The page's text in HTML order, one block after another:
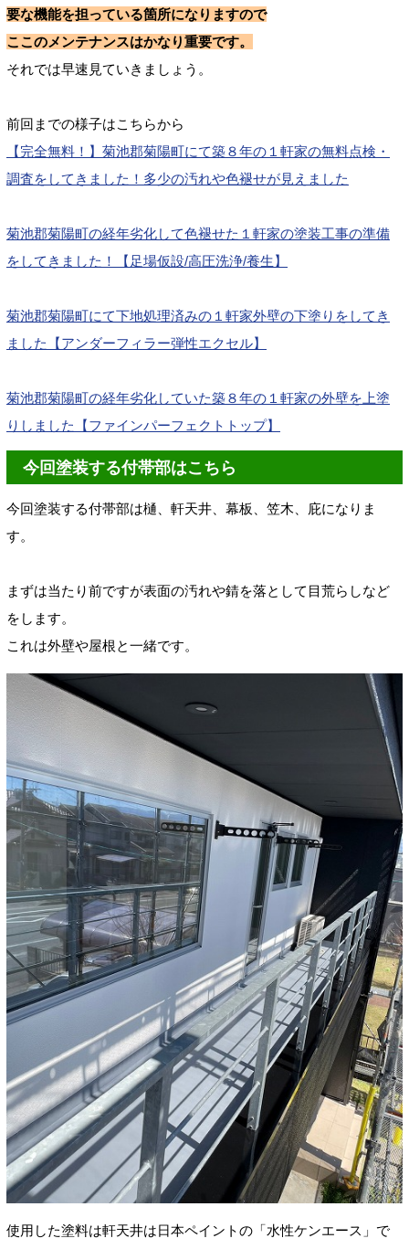
要な機能を担っている箇所になりますので
ここのメンテナンスはかなり重要です。
それでは早速見ていきましょう。
前回までの様子はこちらから
【完全無料！】菊池郡菊陽町にて築８年の１軒家の無料点検・
調査をしてきました！多少の汚れや色褪せが見えました
菊池郡菊陽町の経年劣化して色褪せた１軒家の塗装工事の準備
をしてきました！【足場仮設/高圧洗浄/養生】
菊池郡菊陽町にて下地処理済みの１軒家外壁の下塗りをしてき
ました【アンダーフィラー弾性エクセル】
菊池郡菊陽町の経年劣化していた築８年の１軒家の外壁を上塗
りしました【ファインパーフェクトトップ】
今回塗装する付帯部はこちら
今回塗装する付帯部は樋、軒天井、幕板、笠木、庇になりま
す。
まずは当たり前ですが表面の汚れや錆を落として目荒らしなど
をします。
これは外壁や屋根と一緒です。
使用した塗料は軒天井は日本ペイントの「水性ケンエース」で